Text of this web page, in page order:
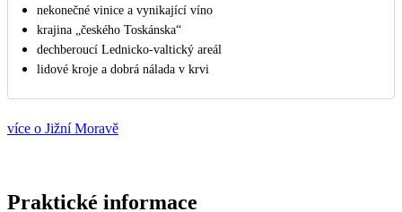
nekonečné vinice a vynikající víno
krajina „českého Toskánska“
dechberoucí Lednicko-valtický areál
lidové kroje a dobrá nálada v krvi
více o Jižní Moravě
Praktické informace